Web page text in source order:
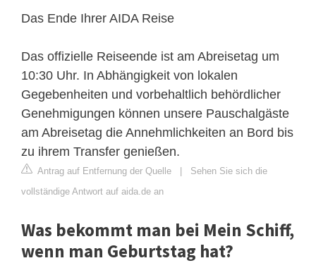
Das Ende Ihrer AIDA Reise
Das offizielle Reiseende ist am Abreisetag um
10:30 Uhr. In Abhängigkeit von lokalen
Gegebenheiten und vorbehaltlich behördlicher
Genehmigungen können unsere Pauschalgäste
am Abreisetag die Annehmlichkeiten an Bord bis
zu ihrem Transfer genießen.
Antrag auf Entfernung der Quelle | Sehen Sie sich die
vollständige Antwort auf aida.de an
Was bekommt man bei Mein Schiff,
wenn man Geburtstag hat?